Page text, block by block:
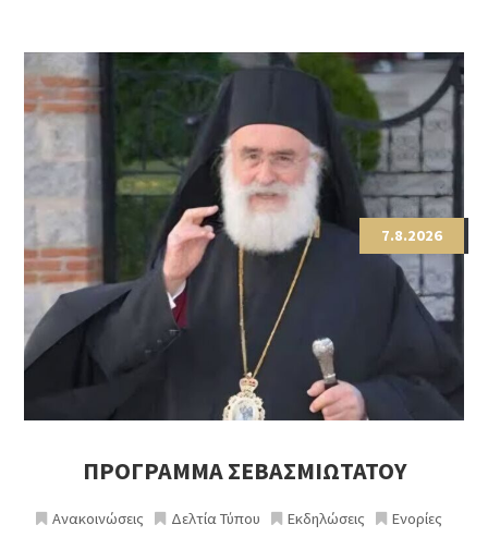
7.8.2026
ΠΡΟΓΡΑΜΜΑ ΣΕΒΑΣΜΙΩΤΑΤΟΥ
Ανακοινώσεις Δελτία Τύπου Εκδηλώσεις
Ενορίες